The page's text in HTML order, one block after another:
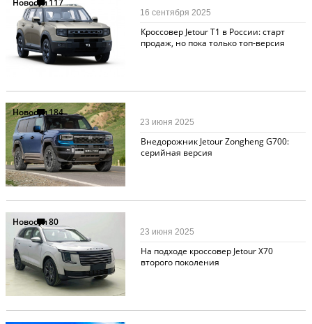
Кроссовер Jetour T1 в России: старт
продаж, но пока только топ-версия
16 сентября 2025
Новости184
Внедорожник Jetour Zongheng G700:
серийная версия
23 июня 2025
Новости80
На подходе кроссовер Jetour X70
второго поколения
23 июня 2025